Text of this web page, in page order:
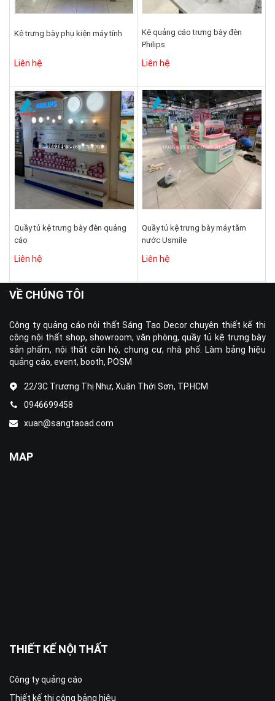
Kệ trưng bày phụ kiện máy tính
Liên hệ
Kệ quảng cáo trưng bày đèn
Philips
Liên hệ
Quầy tủ kệ trưng bày đèn quảng
cáo
Liên hệ
Quầy tủ kệ trưng bày máy tăm
nước Usmile
Liên hệ
VỀ CHÚNG TÔI
Công ty quảng cáo nội thất Sáng Tạo Decor chuyên thiết kế thi
công nội thất shop, showroom, văn phòng, quầy tủ kệ trưng bày
sản phẩm, nội thất căn hộ, chung cư, nhà phố. Làm bảng hiệu
quảng cáo, event, booth, POSM
22/3C Trương Thị Như, Xuân Thới Sơn, TP.HCM
0946699458
xuan@sangtaoad.com
MAP
THIẾT KẾ NỘI THẤT
Công ty quảng cáo
Thiết kế thi công bảng hiệu